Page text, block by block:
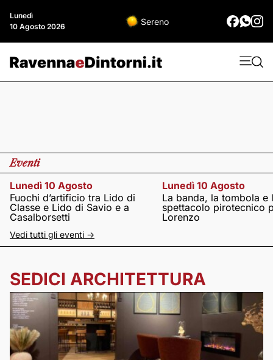
Lunedì
10 Agosto 2026
Sereno
Eventi
Lunedì 10 Agosto
Fuochi d’artificio tra Lido di
Classe e Lido di Savio e a
Casalborsetti
Lunedì 10 Agosto
La banda, la tombola e
spettacolo pirotecnico
Lorenzo
Vedi tutti gli eventi ->
SEDICI ARCHITETTURA